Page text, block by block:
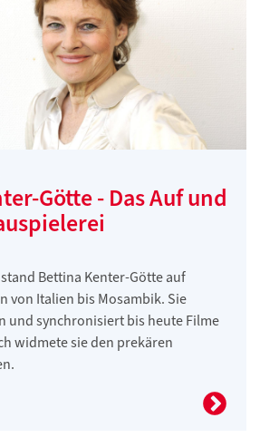
Götte - Das Auf und
Bettina Kenter-Götte auf
von Italien bis Mosambik. Sie
und synchronisiert bis heute Filme
widmete sie den prekären